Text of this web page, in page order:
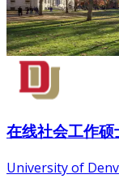
在线社会工作硕
University of